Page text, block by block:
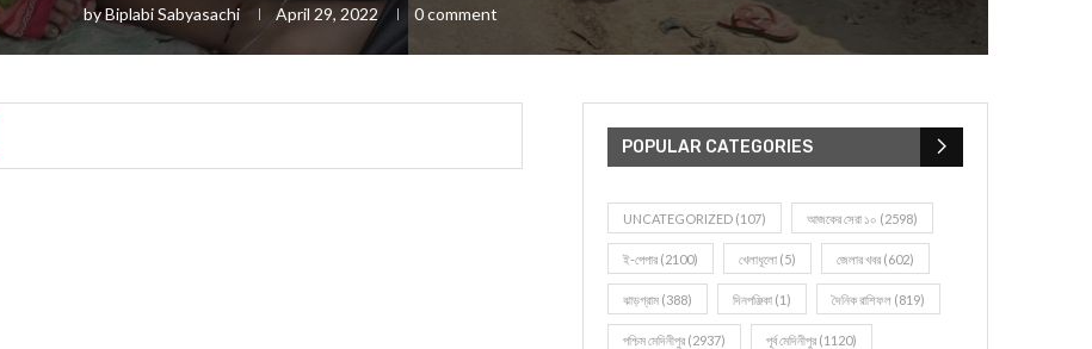
byBiplabi Sabyasachi April 29, 2022 0 comment
POPULAR CATEGORIES
UNCATEGORIZED (107) আজকের সেরা ১০ (2598)
ই-পেপার (2100) খেলাধূলো (5) জেলার খবর (602)
ঝাড়গ্রাম (388) দিনপঞ্জিকা (1) দৈনিক রাশিফল (819)
পশ্চিম মেদিনীপুর (2937) পূর্ব মেদিনীপুর (1120)